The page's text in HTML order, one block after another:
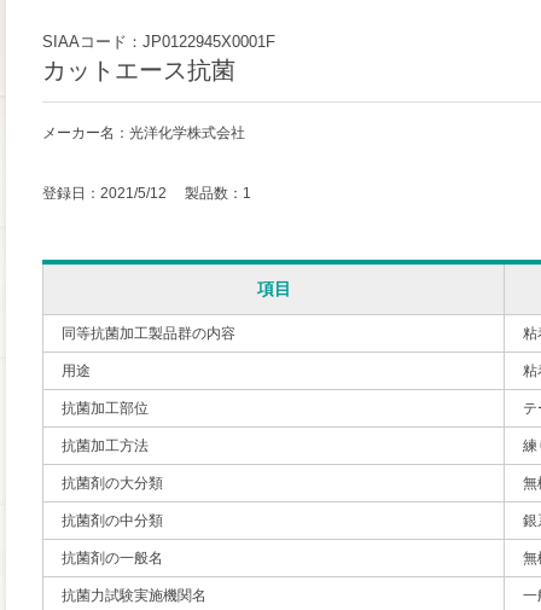
SIAAコード：JP0122945X0001F
カットエース抗菌
メーカー名：光洋化学株式会社
登録日：2021/5/12 製品数：1
項目
同等抗菌加工製品群の内容 粘
用途 粘
抗菌加工部位 テ
抗菌加工方法 練
抗菌剤の大分類 無
抗菌剤の中分類 銀
抗菌剤の一般名 無
抗菌力試験実施機関名 一